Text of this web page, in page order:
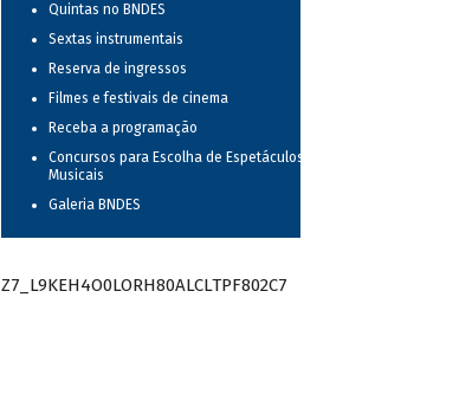
Quintas no BNDES
Sextas instrumentais
Reserva de ingressos
Filmes e festivais de cinema
Receba a programação
Concursos para Escolha de Espetáculos
Musicais
Galeria BNDES
Z7_L9KEH4O0LORH80ALCLTPF802C7